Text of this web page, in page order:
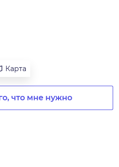
Карта
что мне нужно